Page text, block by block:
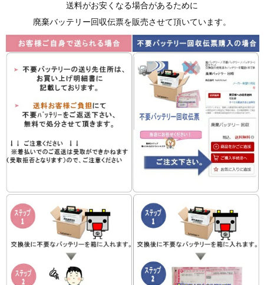
送料がお安くなる場合があるために
廃棄バッテリー回収伝票を販売させて頂いています。